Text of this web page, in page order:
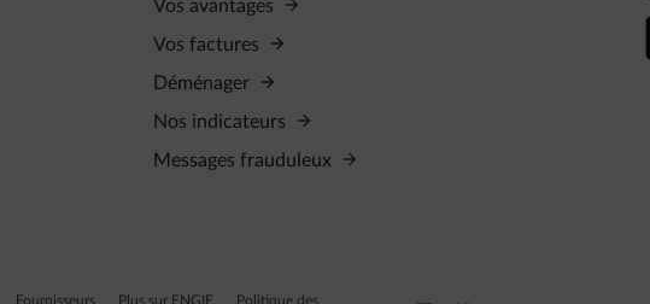
Vos avantages
Vos factures
Déménager
Nos indicateurs
Messages frauduleux
Fournisseurs Plus sur ENGIE Politique des